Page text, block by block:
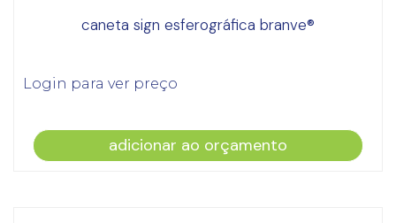
caneta sign esferográfica branve®
Login para ver preço
adicionar ao orçamento